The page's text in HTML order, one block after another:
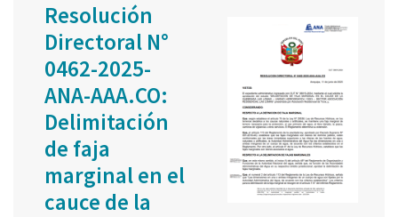
Resolución
Directoral N°
0462-2025-
ANA-AAA.CO:
Delimitación
de faja
marginal en el
cauce de la